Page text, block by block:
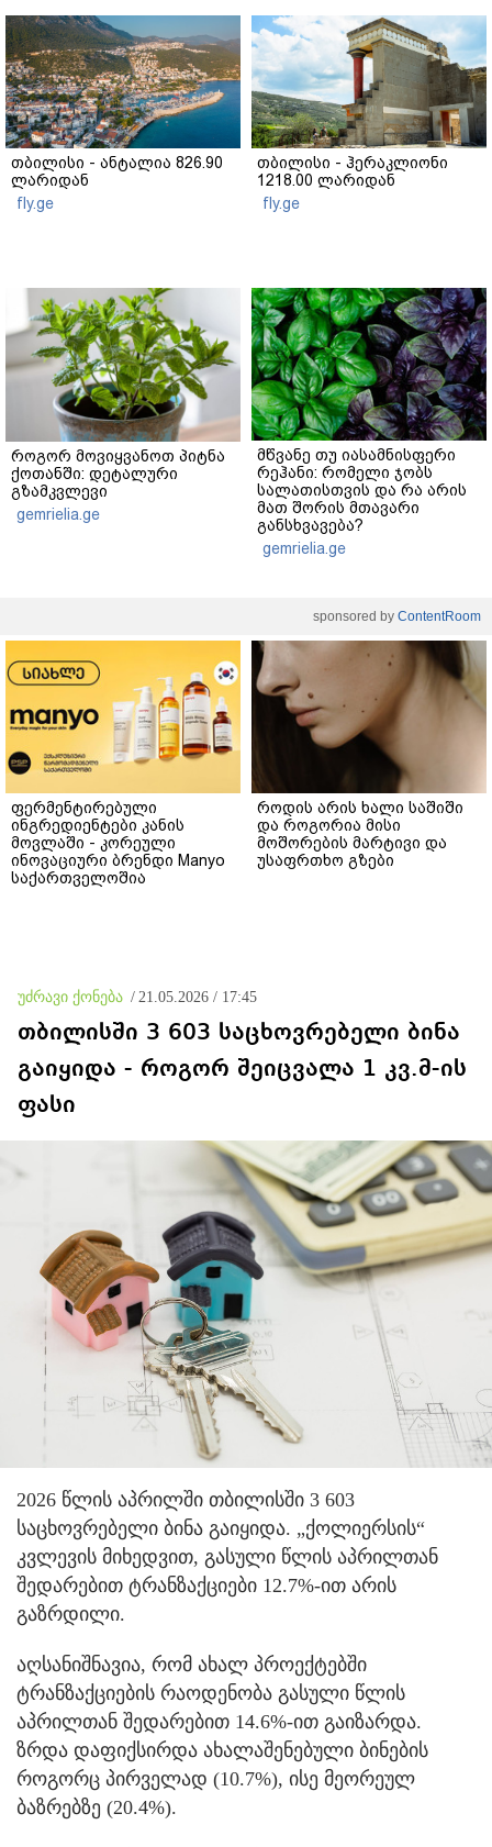
თბილისი - ანტალია 826.90
ლარიდან
fly.ge
თბილისი - ჰერაკლიონი
1218.00 ლარიდან
fly.ge
როგორ მოვიყვანოთ პიტნა
ქოთანში: დეტალური
გზამკვლევი
gemrielia.ge
მწვანე თუ იასამნისფერი
რეჰანი: რომელი ჯობს
სალათისთვის და რა არის
მათ შორის მთავარი
განსხვავება?
gemrielia.ge
sponsored by ContentRoom
ფერმენტირებული
ინგრედიენტები კანის
მოვლაში - კორეული
ინოვაციური ბრენდი Manyo
საქართველოშია
როდის არის ხალი საშიში
და როგორია მისი
მოშორების მარტივი და
უსაფრთხო გზები
უძრავი ქონება / 21.05.2026 / 17:45
თბილისში 3 603 საცხოვრებელი ბინა
გაიყიდა - როგორ შეიცვალა 1 კვ.მ-ის
ფასი
2026 წლის აპრილში თბილისში 3 603
საცხოვრებელი ბინა გაიყიდა. „ქოლიერსის“
კვლევის მიხედვით, გასული წლის აპრილთან
შედარებით ტრანზაქციები 12.7%-ით არის
გაზრდილი.
აღსანიშნავია, რომ ახალ პროექტებში
ტრანზაქციების რაოდენობა გასული წლის
აპრილთან შედარებით 14.6%-ით გაიზარდა.
ზრდა დაფიქსირდა ახალაშენებული ბინების
როგორც პირველად (10.7%), ისე მეორეულ
ბაზრებზე (20.4%).